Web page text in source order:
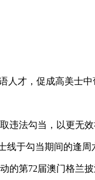
才，促成高美士中
法勾当，以更无效
于勾当期间的逢周
第72届澳门格兰披